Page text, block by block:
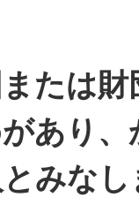
たは
あり
みなし